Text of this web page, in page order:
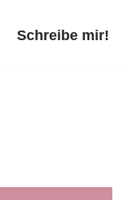
Schreibe mir!